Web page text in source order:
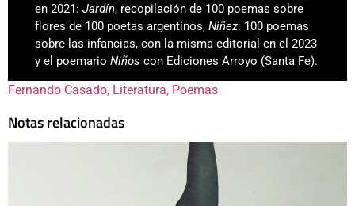
en 2021:Jardín, recopilación de 100 poemas sobre
flores de 100 poetas argentinos,Niñez: 100 poemas
sobre las infancias, con la misma editorial en el 2023
y el poemarioNiñoscon Ediciones Arroyo (Santa Fe).
Fernando Casado, Literatura, Poemas
Notas relacionadas